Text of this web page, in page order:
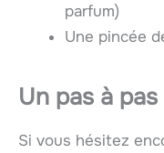
parfum)
Une pincée
Un pas à
Si vous hésitez